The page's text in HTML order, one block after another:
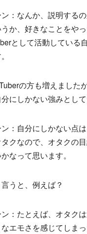
ン：なんか、説明す
か、好きなことをや
として活動している
の方も増えました
にしかない強みとし
：自分にしかない点
クなので、オタクの
なって思います。
うと、例えば？
：たとえば、オタク
エモさを感じてしま